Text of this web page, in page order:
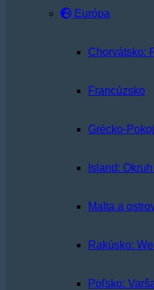
Európa
Chorvátsko:
Francúzsko
Grécko-
Island:
Malta a
Rakúsko:
Poľsko: